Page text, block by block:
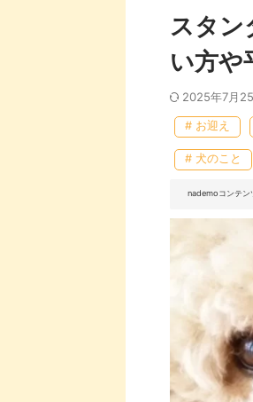
スタン
い方や
2025年7月
# お迎え
# 犬のこと
nademoコンテン